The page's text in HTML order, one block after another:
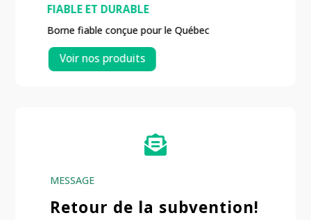
FIABLE ET DURABLE
Borne fiable conçue pour le Québec
Voir nos produits

MESSAGE
Retour de la subvention!